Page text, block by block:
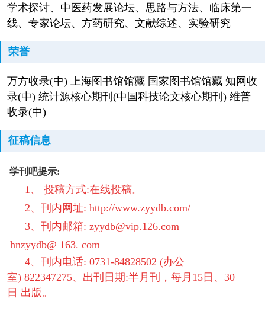
学术探讨、中医药发展论坛、思路与方法、临床第一
线、专家论坛、方药研究、文献综述、实验研究
荣誉
万方收录(中) 上海图书馆馆藏 国家图书馆馆藏 知网收
录(中) 统计源核心期刊(中国科技论文核心期刊) 维普
收录(中)
征稿信息
学刊吧提示:
1、 投稿方式:在线投稿。
2、刊内网址: http://www.zyydb.com/
3、刊内邮箱: zyydb@vip.126.com
hnzyydb@ 163. com
4、刊内电话: 0731-84828502 (办公
室) 822347275、出刊日期:半月刊，每月15日、30
日 出版。